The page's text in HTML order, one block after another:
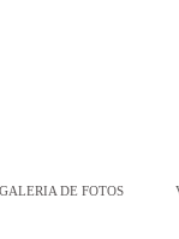
GALERIA DE FOTOS